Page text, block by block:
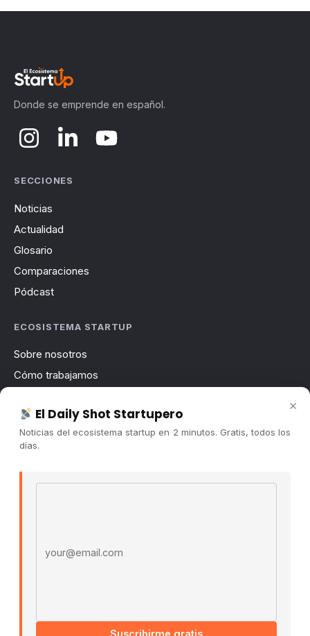
Donde se emprende en español.
SECCIONES
Noticias
Actualidad
Glosario
Comparaciones
Pódcast
ECOSISTEMA STARTUP
Sobre nosotros
Cómo trabajamos
Contacto
Publicidad
Es La Hora de Aprender ↗
Políticas De Privacidad · Términos De Uso
×
El Daily Shot Startupero
Noticias del ecosistema startup en 2 minutos. Gratis, todos los
días.
Suscribirme gratis